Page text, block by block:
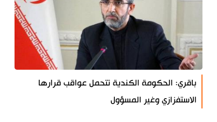
باقري: الحكومة الكندية تتحمل عواقب قرارها
الاستفزازي وغير المسؤول